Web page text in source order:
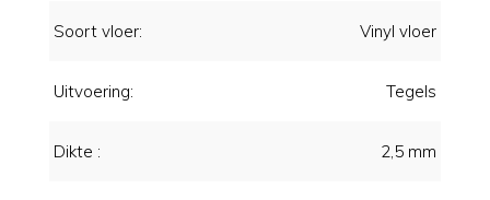
Soort vloer: Vinyl vloer
Uitvoering: Tegels
Dikte : 2,5 mm